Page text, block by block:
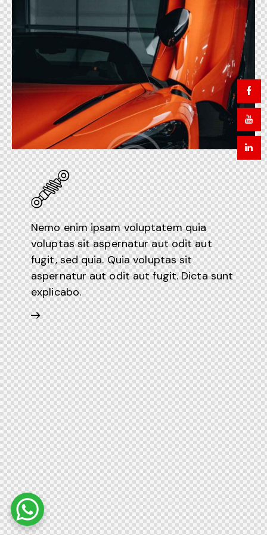
Nemo enim ipsam voluptatem quia
voluptas sit aspernatur aut odit aut
fugit, sed quia. Quia voluptas sit
aspernatur aut odit aut fugit. Dicta sunt
explicabo.